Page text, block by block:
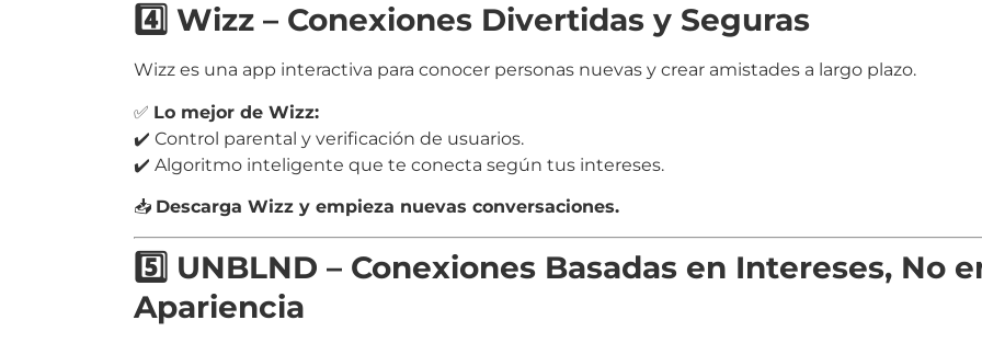
4️⃣ Wizz – Conexiones Divertidas y Seguras
Wizz es una app interactiva para conocer personas nuevas y crear amistades a largo plazo.
✅ Lo mejor de Wizz:
✔️ Control parental y verificación de usuarios.
✔️ Algoritmo inteligente que te conecta según tus intereses.
📥 Descarga Wizz y empieza nuevas conversaciones.
5️⃣ UNBLND – Conexiones Basadas en Intereses, No
Apariencia